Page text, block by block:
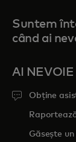
Suntem
când ai
AI NEVOIE
Obține
Găsește